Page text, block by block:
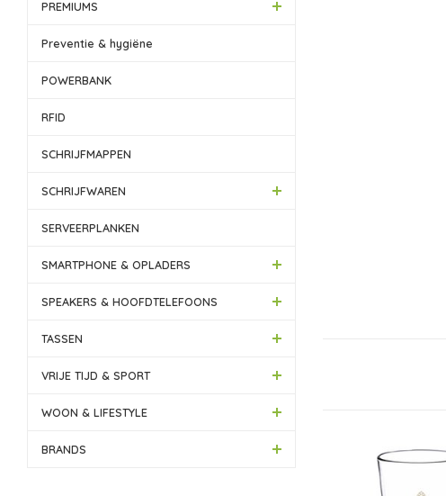
PREMIUMS
Preventie & hygiëne
POWERBANK
RFID
SCHRIJFMAPPEN
SCHRIJFWAREN
SERVEERPLANKEN
SMARTPHONE & OPLADERS
SPEAKERS & HOOFDTELEFOONS
TASSEN
VRIJE TIJD & SPORT
WOON & LIFESTYLE
BRANDS